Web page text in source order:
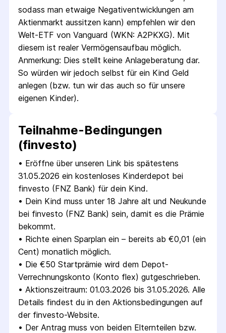
sodass man etwaige Negativ­entwicklungen am
Aktienmarkt aussitzen kann) empfehlen wir den
Welt-ETF von Vanguard (WKN: A2PKXG). Mit
diesem ist realer Vermögens­aufbau möglich.
Anmerkung: Dies stellt keine Anlage­beratung dar.
So würden wir jedoch selbst für ein Kind Geld
anlegen (bzw. tun wir das auch so für unsere
eigenen Kinder).
Teilnahme-Bedingungen
(finvesto)
• Eröffne über unseren Link bis spätestens
31.05.2026 ein kostenloses Kinderdepot bei
finvesto (FNZ Bank) für dein Kind.
• Dein Kind muss unter 18 Jahre alt und Neukunde
bei finvesto (FNZ Bank) sein, damit es die Prämie
bekommt.
• Richte einen Sparplan ein – bereits ab €0,01 (ein
Cent) monatlich möglich.
• Die €50 Startprämie wird dem Depot-
Verrechnungskonto (Konto flex) gutgeschrieben.
• Aktionszeitraum: 01.03.2026 bis 31.05.2026. Alle
Details findest du in den Aktionsbedingungen auf
der finvesto-Website.
• Der Antrag muss von beiden Elternteilen bzw.